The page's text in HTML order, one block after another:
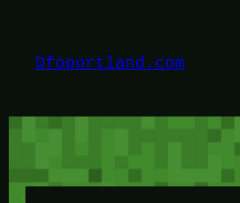
konten
Dfoportland.com